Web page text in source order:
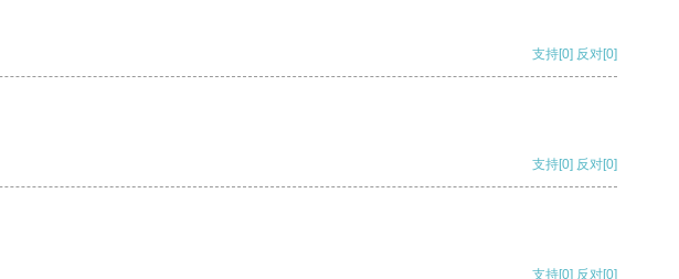
支持[0] 反对[0]
支持[0] 反对[0]
支持[0] 反对[0]